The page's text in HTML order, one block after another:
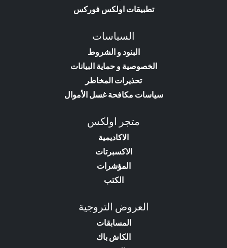
تطبيقات اولكس فوركس
السياسات
البنود و الشروط
الخصوصية و حماية البيانات
تحذيرات المخاطر
سياسات مكافحة غسل الأموال
متجر اولكس
الاكاديمية
الاكسبرتات
المؤشرات
الكتب
العروض التروجية
المسابقات
الكاش باك